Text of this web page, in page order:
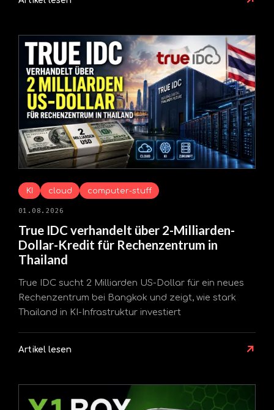
KI cloud computer-stuff
01.08.2026
True IDC verhandelt über 2-Milliarden-
Dollar-Kredit für Rechenzentrum in
Thailand
True IDC sucht 2 Milliarden US-Dollar für ein neues
Rechenzentrum bei Bangkok und zeigt, wie stark
Thailand in KI-Infrastruktur investiert
Artikel lesen ↗